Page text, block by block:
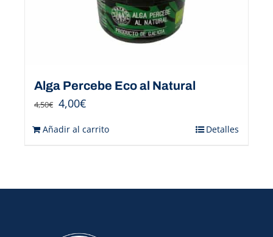
Alga Percebe Eco al Natural
4,50€ 4,00€
Añadir al carrito Detalles